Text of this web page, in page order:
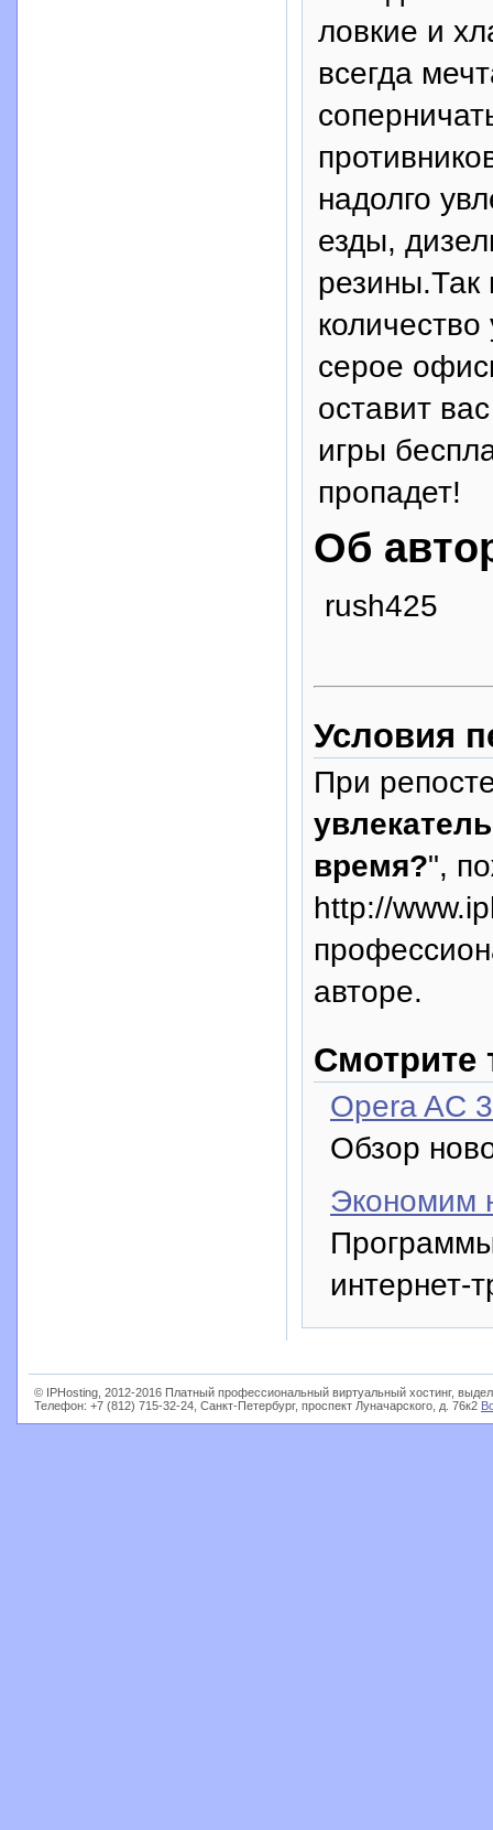
ловкие и
всегда
надолго
езды,
резины.Так
серое
оставит
игры
пропадет!
Об
rush425
Условия
При
время?",
http://
авторе.
Смотрите
Opera AC
Обзор
Экономим
интернет-
© IPHosting, 2012-2016 Платный профессиональный виртуальный хостинг,
Телефон: +7 (812) 715-32-24, Санкт-Петербург, проспект Луначарского, д. 76к2